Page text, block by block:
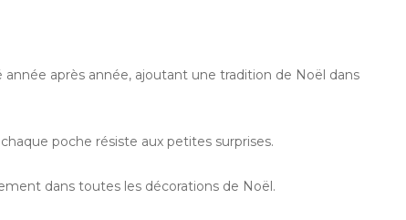
après année, ajoutant une tradition de Noël dans
poche résiste aux petites surprises.
dans toutes les décorations de Noël.